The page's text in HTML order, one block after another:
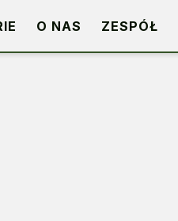
O NAS ZESPÓŁ